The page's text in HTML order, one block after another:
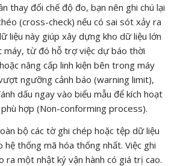
thay đổi chế độ đo, bạn nên ghi chú lại
(cross-check) nếu có sai sót xảy ra
liệu này giúp xây dựng kho dữ liệu lớn
máy, từ đó hỗ trợ việc dự báo thời
nâng cấp linh kiện bên trong máy
ngưỡng cảnh báo (warning limit),
dấu ngay vào biểu mẫu để kích hoạt
hợp (Non-conforming process).
bộ các tờ ghi chép hoặc tệp dữ liệu
thống mã hóa thống nhất. Việc ghi
ra một nhật ký vận hành có giá trị cao.